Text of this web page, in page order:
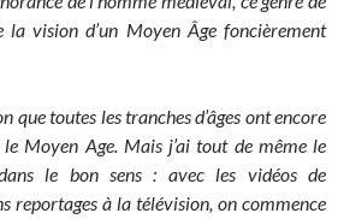
la vision d’un Moyen Âge foncièrement
que toutes les tranches d’âges ont encore
Moyen Age. Mais j’ai tout de même le
le bon sens : avec les vidéos de
reportages à la télévision, on commence